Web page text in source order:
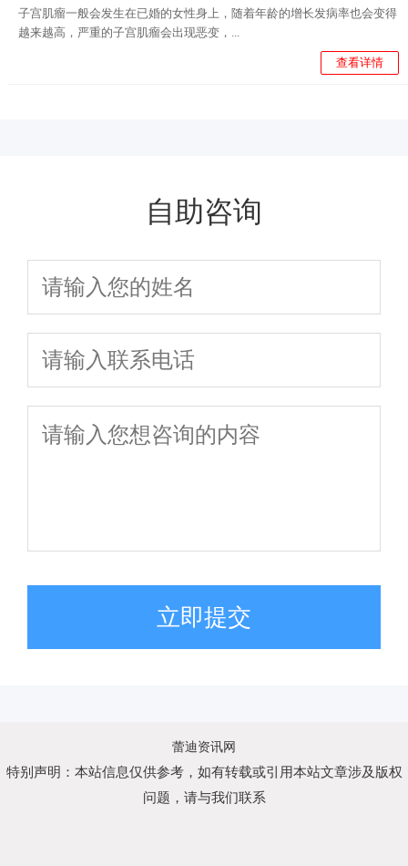
子宫肌瘤一般会发生在已婚的女性身上，随着年龄的增长发病率也会变得
越来越高，严重的子宫肌瘤会出现恶变，...
查看详情
自助咨询
立即提交
蕾迪资讯网
特别声明：本站信息仅供参考，如有转载或引用本站文章涉及版权
问题，请与我们联系